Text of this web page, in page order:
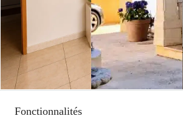
Fonctionnalités